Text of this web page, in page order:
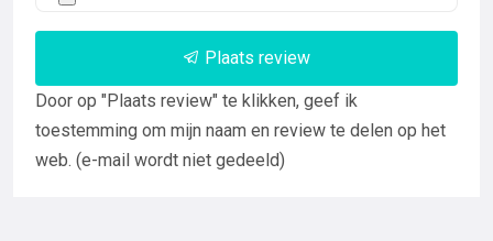
Plaats review
Door op "Plaats review" te klikken, geef ik
toestemming om mijn naam en review te delen op het
web. (e-mail wordt niet gedeeld)